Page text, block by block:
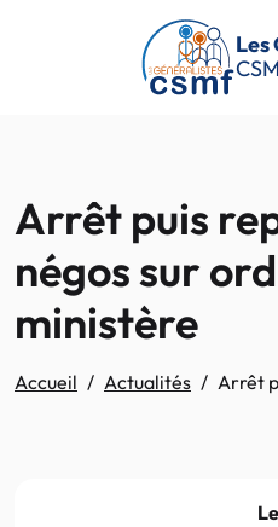
Passer au contenu principal
Les
Arrêt puis
négos sur
ministère
Accueil Actualités Arrêt